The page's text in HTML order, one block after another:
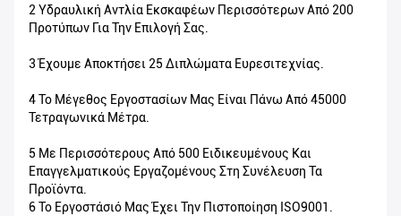
2 Υδραυλική Αντλία Εκσκαφέων Περισσότερων Από 200
Προτύπων Για Την Επιλογή Σας.
3 Έχουμε Αποκτήσει 25 Διπλώματα Ευρεσιτεχνίας.
4 Το Μέγεθος Εργοστασίων Μας Είναι Πάνω Από 45000
Τετραγωνικά Μέτρα.
5 Με Περισσότερους Από 500 Ειδικευμένους Και
Επαγγελματικούς Εργαζομένους Στη Συνέλευση Τα
Προϊόντα.
6 Το Εργοστάσιό Μας Έχει Την Πιστοποίηση ISO9001.